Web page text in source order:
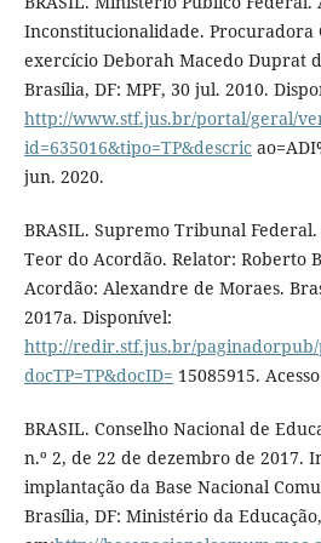
Inconstitucionalidade. Procuradora
exercício Deborah Macedo Duprat
Brasília, DF: MPF, 30 jul. 2010.
http://www.stf.jus.br/portal/geral/
id=635016&tipo=TP&descric
jun. 2020.
BRASIL. Supremo Tribunal
Teor do Acordão. Relator: Roberto
Acordão: Alexandre de Moraes.
2017a. Disponível:
http://redir.stf.jus.br/
docTP=TP&docID= 15085915.
BRASIL. Conselho Nacional de
n.º 2, de 22 de dezembro de 2017.
implantação da Base Nacional
Brasília, DF: Ministério da